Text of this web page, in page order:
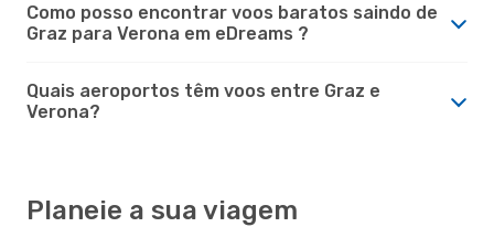
Como posso encontrar voos baratos saindo de
Graz para Verona em eDreams ?
Quais aeroportos têm voos entre Graz e
Verona?
Planeie a sua viagem